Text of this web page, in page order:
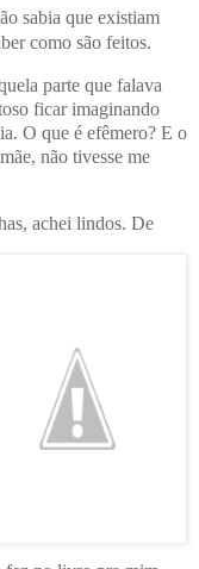
sabia que existiam
como são feitos.
parte que falava
ficar imaginando
O que é efêmero? E o
não tivesse me
achei lindos. De